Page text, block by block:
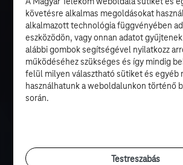
követésre alkalmas megoldásokat
alkalmazott technológia függvényében
eszközödön, vagy onnan adatot
alábbi gombok segítségével nyilatkozz
működéséhez szükséges és így mindig
felül milyen választható sütiket és egyéb
használhatunk a weboldalunkon történő
során.
Testreszabás